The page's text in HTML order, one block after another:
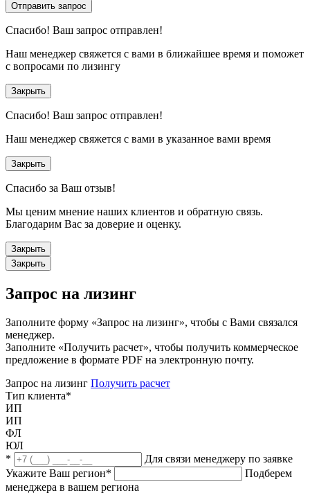
Отправить запрос
Спасибо! Ваш запрос отправлен!
Наш менеджер свяжется с вами в ближайшее время и поможет
с вопросами по лизингу
Закрыть
Спасибо! Ваш запрос отправлен!
Наш менеджер свяжется с вами в указанное вами время
Закрыть
Спасибо за Ваш отзыв!
Мы ценим мнение наших клиентов и обратную связь.
Благодарим Вас за доверие и оценку.
Закрыть
Закрыть
Запрос на лизинг
Заполните форму «Запрос на лизинг», чтобы с Вами связался
менеджер.
Заполните «Получить расчет», чтобы получить коммерческое
предложение в формате PDF на электронную почту.
Запрос на лизинг Получить расчет
Тип клиента*
ИП
ИП
ФЛ
ЮЛ
*
Для связи менеджеру по заявке
Укажите Ваш регион*
Подберем
менеджера в вашем региона